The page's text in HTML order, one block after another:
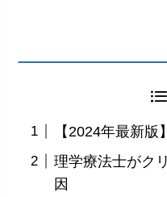
【2024年最新
理学療法士がク
因